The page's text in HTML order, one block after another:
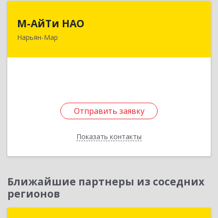
М-АйТи НАО
Нарьян-Мар
Отправить заявку
Показать контакты
Отправить заявку
Назад
Ближайшие партнеры из соседних
регионов